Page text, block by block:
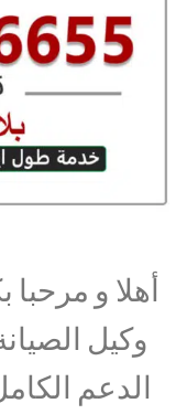
أهلا و
وكيل
الدعم